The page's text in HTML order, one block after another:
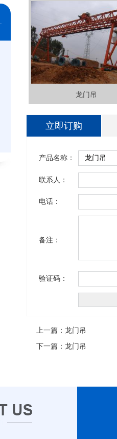
龙门吊
立即订购
产品名称：
联系人：
电话：
备注：
验证码：
上一篇： 龙门吊
下一篇： 龙门吊